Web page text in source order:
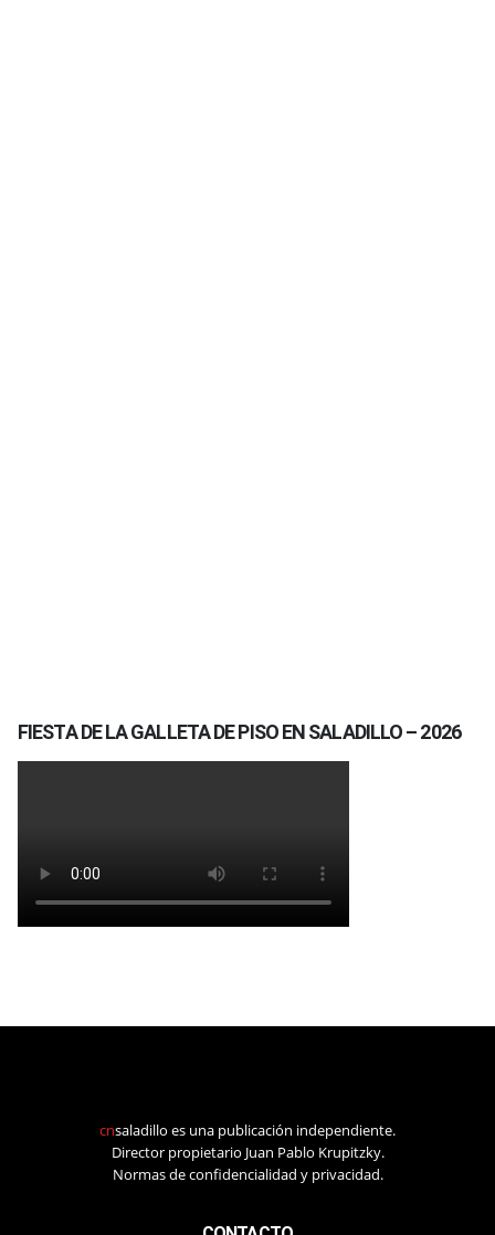
FIESTA DE LA GALLETA DE PISO EN SALADILLO – 2026
cnsaladillo es una publicación independiente.
Director propietario Juan Pablo Krupitzky.
Normas de confidencialidad y privacidad.